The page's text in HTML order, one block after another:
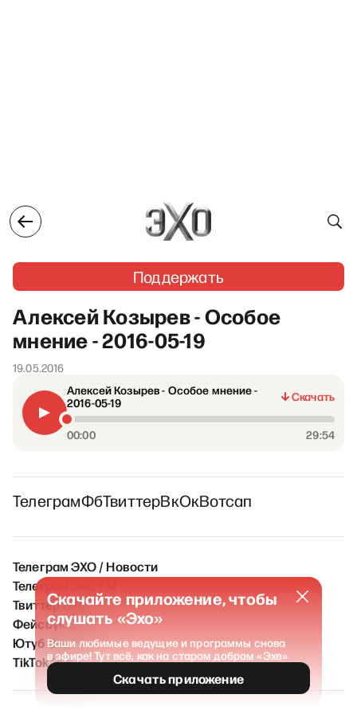
Поддержать
Алексей Козырев - Особое
мнение - 2016-05-19
19.05.2016
Алексей Козырев - Особое мнение -
2016-05-19
Скачать
00:00 29:54
ТелеграмФбТвиттерВкОкВотсап
Скачайте приложение, чтобы
слушать «Эхо»
Ваши любимые ведущие и программы снова
в эфире! Тут всё, как на старом добром «Эхе»
Скачать приложение
Телеграм ЭХО / Новости
Телеграм ЭХО FM
Твиттер Эха
Фейсбук Эха
Ютуб Эха
TikTok Эха